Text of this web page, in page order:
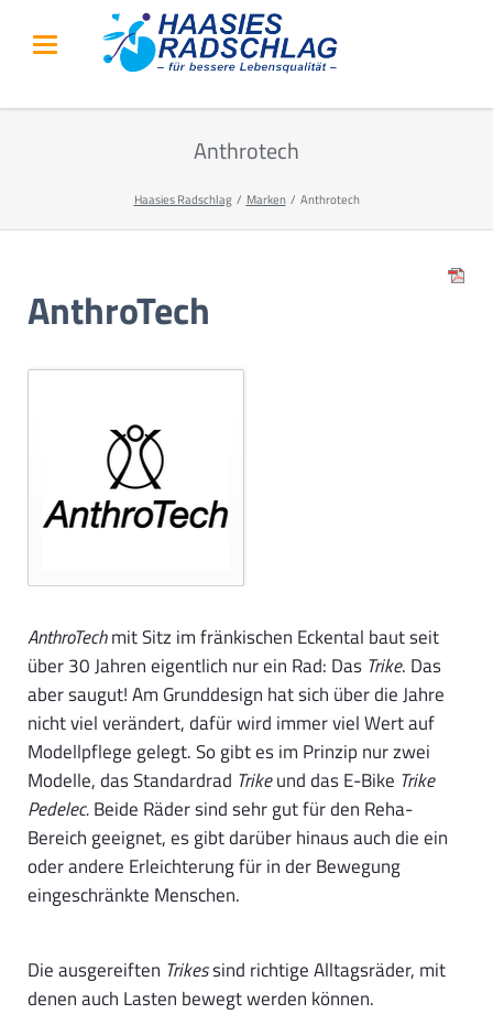
Anthrotech
Haasies Radschlag Marken Anthrotech
AnthroTech
AnthroTechmit Sitz im fränkischen Eckental baut seit
über 30 Jahren eigentlich nur ein Rad: Das Trike. Das
aber saugut! Am Grunddesign hat sich über die Jahre
nicht viel verändert, dafür wird immer viel Wert auf
Modellpflege gelegt. So gibt es im Prinzip nur zwei
Modelle, das Standardrad Trikeund das E-Bike Trike
Pedelec.Beide Räder sind sehr gut für den Reha-
Bereich geeignet, es gibt darüber hinaus auch die ein
oder andere Erleichterung für in der Bewegung
eingeschränkte Menschen.
Die ausgereiften Trikessind richtige Alltagsräder, mit
denen auch Lasten bewegt werden können.